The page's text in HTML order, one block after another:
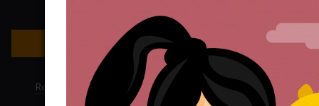
Newsletter »
Regulamin sklepu Polityka ciasteczek ·Subskrypcja RSS